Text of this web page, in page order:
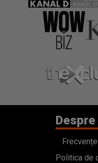
Politica de